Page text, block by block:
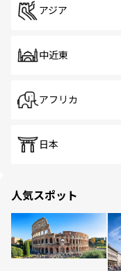
アジア
中近東
アフリカ
日本
人気スポット